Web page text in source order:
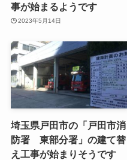
事が始まるようです
2023年5月14日
埼玉県戸田市の「戸田市消
防署 東部分署」の建て替
え工事が始まりそうです